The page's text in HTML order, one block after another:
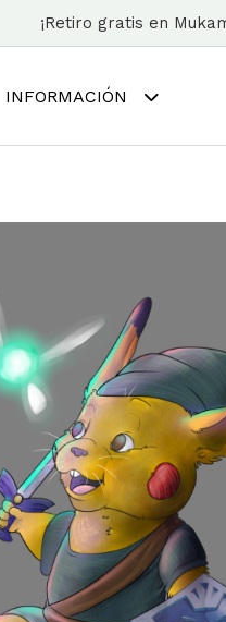
¡Retiro gratis en
INFORMACIÓN